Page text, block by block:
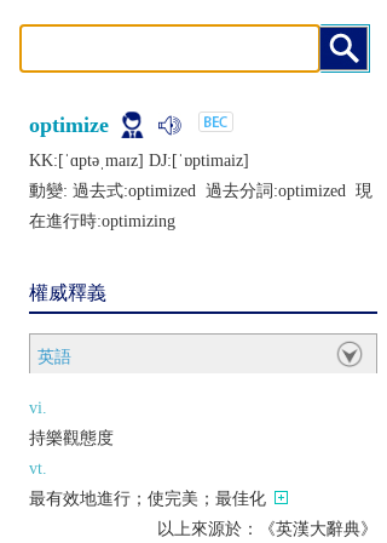
optimize
KK:[ˈɑptǝˌmaɪz] DJ:[ˈɒptimaiz]
動變: 過去式:optimized 過去分詞:optimized 現
在進行時:optimizing
權威釋義
英語
vi.
持樂觀態度
vt.
最有效地進行；使完美；最佳化
以上來源於：《英漢大辭典》